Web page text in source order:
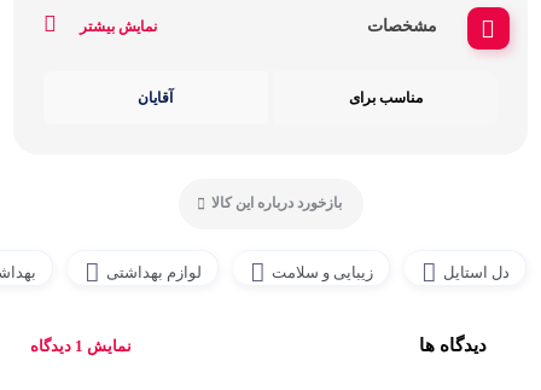
مشخصات نمایش بیشتر
مناسب برای آقایان
بازخورد درباره این کالا
دل استایل زیبایی و سلامت لوازم بهداشتی
دیدگاه ها نمایش 1 دیدگاه